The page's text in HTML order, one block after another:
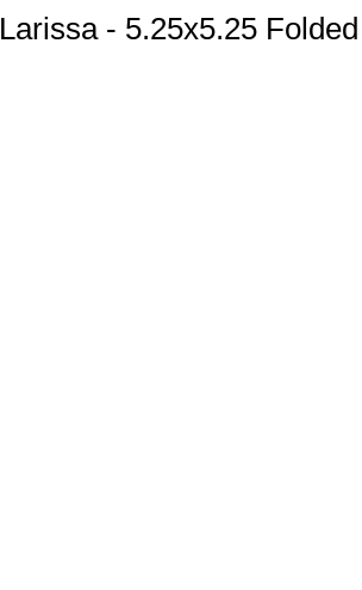
Larissa - 5.25x5.25